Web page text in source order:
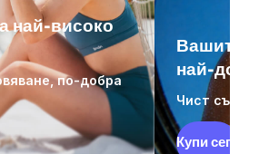
най-високо
по-добра
Вашите
най-
Чист
Купи сега